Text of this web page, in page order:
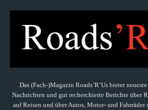
Das (Fach-)Magazin Roads’R’Us bietet
Nachrichten und gut recherchierte Berichte über
auf Reisen und über Autos, Motor- und